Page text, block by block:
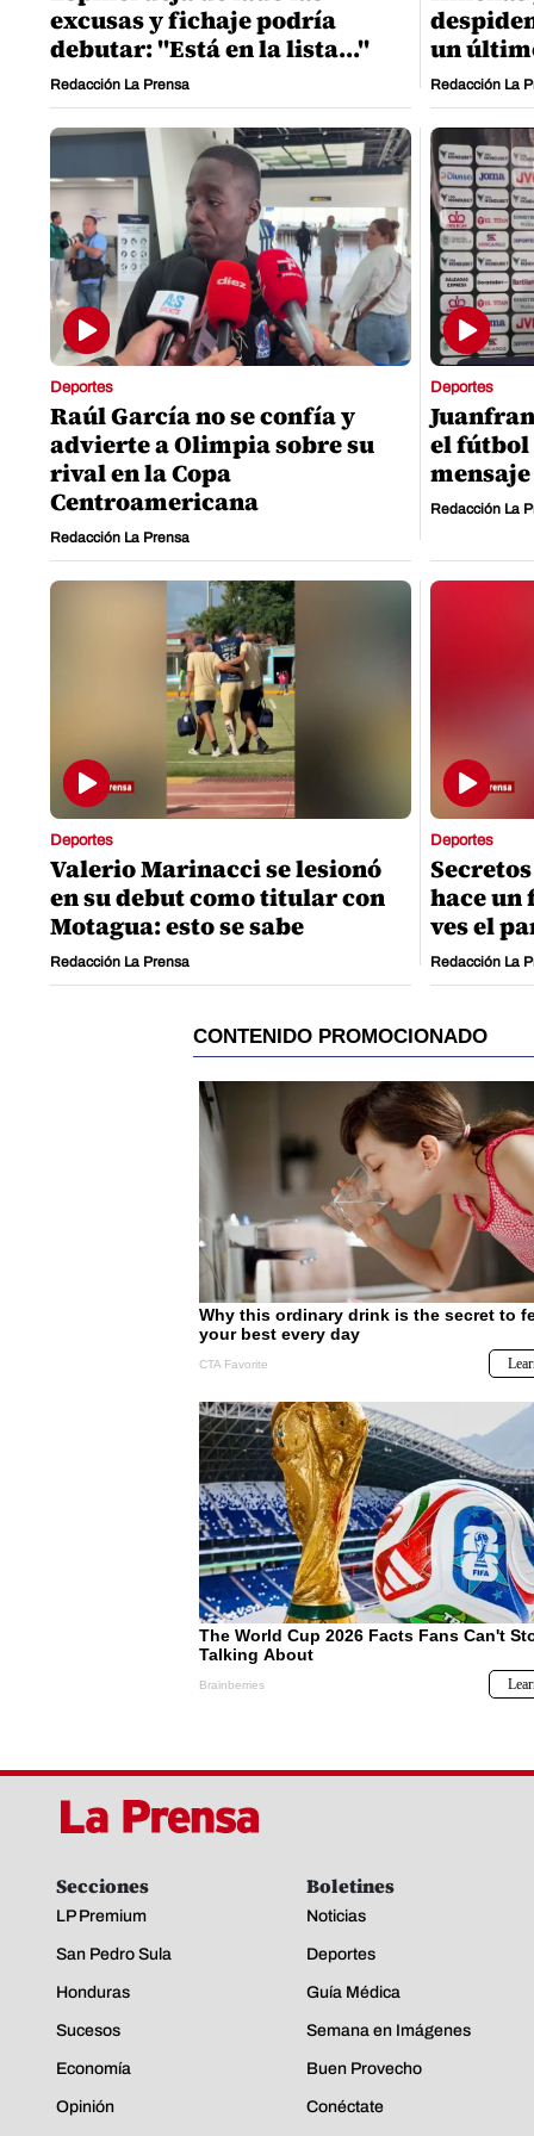
excusas y fichaje podría
debutar: "Está en la lista..."
Redacción La Prensa
un
Redacción La
Deportes
Raúl García no se confía y
advierte a Olimpia sobre su
rival en la Copa
Centroamericana
Redacción La Prensa
Deportes
el fútbol
Redacción La
Deportes
Valerio Marinacci se lesionó
en su debut como titular con
Motagua: esto se sabe
Redacción La Prensa
Deportes
hace
ves el
Redacción La
Secciones
LP Premium
San Pedro Sula
Honduras
Sucesos
Economía
Opinión
Boletines
Noticias
Deportes
Guía Médica
Semana en Imágenes
Buen Provecho
Conéctate